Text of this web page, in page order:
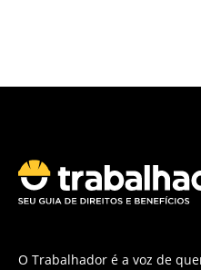
O Trabalhador é a voz de